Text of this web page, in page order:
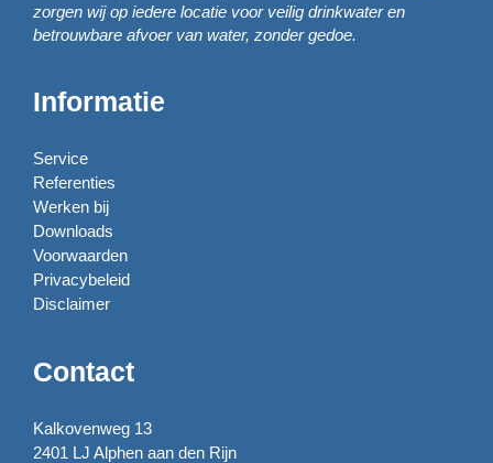
zorgen wij op iedere locatie voor veilig drinkwater en
betrouwbare afvoer van water, zonder gedoe.
Informatie
Service
Referenties
Werken bij
Downloads
Voorwaarden
Privacybeleid
Disclaimer
Contact
Kalkovenweg 13
2401 LJ Alphen aan den Rijn